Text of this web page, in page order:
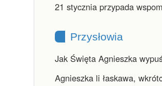
21 stycznia przypada
Przysłowia
Jak Święta Agnieszka
Agnieszka li łaskawa,